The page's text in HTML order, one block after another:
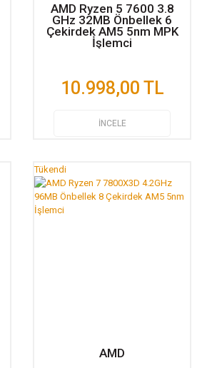
AMD Ryzen 5 7600 3.8
GHz 32MB Önbellek 6
Çekirdek AM5 5nm MPK
İşlemci
10.998,00 TL
İNCELE
Tükendi
AMD